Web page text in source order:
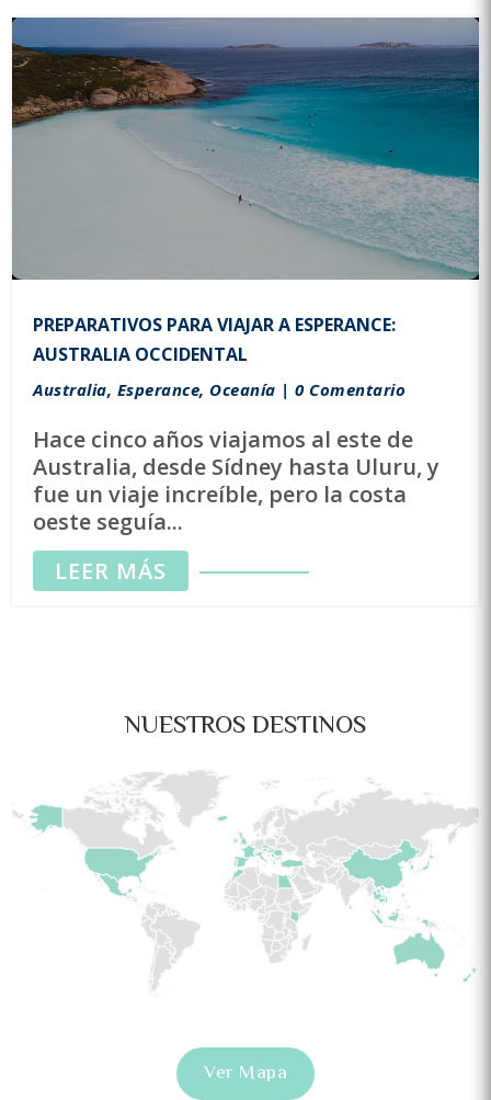
PREPARATIVOS PARA VIAJAR A ESPERANCE:
AUSTRALIA OCCIDENTAL
Australia, Esperance, Oceanía | 0 Comentario
Hace cinco años viajamos al este de
Australia, desde Sídney hasta Uluru, y
fue un viaje increíble, pero la costa
oeste seguía...
LEER MÁS
NUESTROS DESTINOS
Ver Mapa